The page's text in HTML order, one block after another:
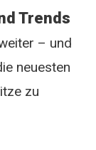
Trends
– und
neuesten
zu